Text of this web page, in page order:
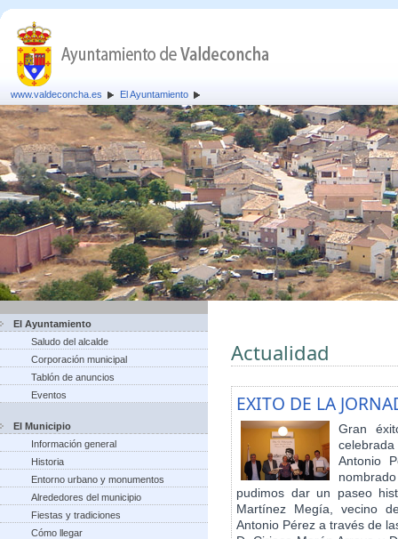
www.valdeconcha.es El Ayuntamiento
El Ayuntamiento
Saludo del alcalde
Corporación municipal
Tablón de anuncios
Eventos
El Municipio
Información general
Historia
Entorno urbano y monumentos
Alrededores del municipio
Fiestas y tradiciones
Cómo llegar
Actualidad
EXITO DE LA
Gran
Antonio
pudimos dar un paseo
Martínez Megía, vecino
Antonio Pérez a través de